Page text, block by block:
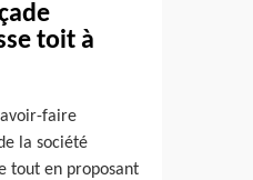
toit à
faire
la société
tout en proposant